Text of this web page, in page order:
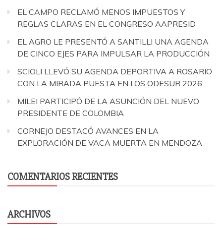
EL CAMPO RECLAMÓ MENOS IMPUESTOS Y
REGLAS CLARAS EN EL CONGRESO AAPRESID
EL AGRO LE PRESENTÓ A SANTILLI UNA AGENDA
DE CINCO EJES PARA IMPULSAR LA PRODUCCIÓN
SCIOLI LLEVÓ SU AGENDA DEPORTIVA A ROSARIO
CON LA MIRADA PUESTA EN LOS ODESUR 2026
MILEI PARTICIPÓ DE LA ASUNCIÓN DEL NUEVO
PRESIDENTE DE COLOMBIA
CORNEJO DESTACÓ AVANCES EN LA
EXPLORACIÓN DE VACA MUERTA EN MENDOZA
COMENTARIOS RECIENTES
ARCHIVOS